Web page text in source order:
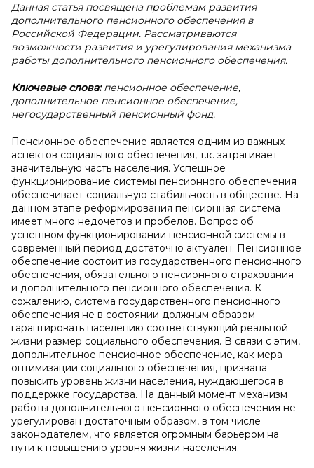
Данная статья посвящена проблемам развития
дополнительного пенсионного обеспечения в
Российской Федерации. Рассматриваются
возможности развития и урегулирования механизма
работы дополнительного пенсионного обеспечения.
Ключевые слова:пенсионное обеспечение,
дополнительное пенсионное обеспечение,
негосударственный пенсионный фонд.
Пенсионное обеспечение является одним из важных
аспектов социального обеспечения, т.к. затрагивает
значительную часть населения. Успешное
функционирование системы пенсионного обеспечения
обеспечивает социальную стабильность в обществе. На
данном этапе реформирования пенсионная система
имеет много недочетов и пробелов. Вопрос об
успешном функционировании пенсионной системы в
современный период достаточно актуален. Пенсионное
обеспечение состоит из государственного пенсионного
обеспечения, обязательного пенсионного страхования
и дополнительного пенсионного обеспечения. К
сожалению, система государственного пенсионного
обеспечения не в состоянии должным образом
гарантировать населению соответствующий реальной
жизни размер социального обеспечения. В связи с этим,
дополнительное пенсионное обеспечение, как мера
оптимизации социального обеспечения, призвана
повысить уровень жизни населения, нуждающегося в
поддержке государства. На данный момент механизм
работы дополнительного пенсионного обеспечения не
урегулирован достаточным образом, в том числе
законодателем, что является огромным барьером на
пути к повышению уровня жизни населения.